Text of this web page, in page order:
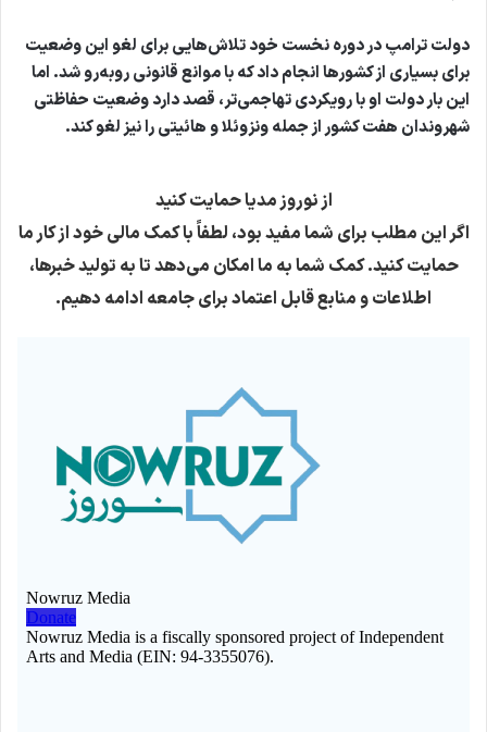
دولت ترامپ در دوره نخست خود تلاش‌هایی برای لغو این وضعیت
برای بسیاری از کشورها انجام داد که با موانع قانونی روبه‌رو شد. اما
این بار دولت او با رویکردی تهاجمی‌تر، قصد دارد وضعیت حفاظتی
شهروندان هفت کشور از جمله ونزوئلا و هائیتی را نیز لغو کند.
از نوروز مدیا حمایت کنید
اگر این مطلب برای شما مفید بود، لطفاً با کمک مالی خود از کار ما
حمایت کنید. کمک شما به ما امکان می‌دهد تا به تولید خبرها،
اطلاعات و منابع قابل اعتماد برای جامعه ادامه دهیم.